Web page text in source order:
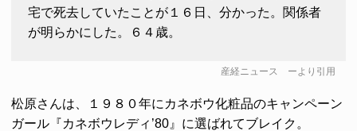
宅で死去していたことが１６日、分かった。関係者
が明らかにした。６４歳。
産経ニュース ーより引用
松原さんは、１９８０年にカネボウ化粧品のキャンペーン
ガール『カネボウレディ’80』に選ばれてブレイク。